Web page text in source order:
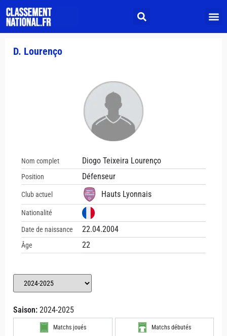
D. Lourenço
Nom complet Diogo Teixeira Lourenço
Position Défenseur
Club actuel Hauts Lyonnais
Nationalité
Date de naissance 22.04.2004
Âge 22
Saison: 2024-2025
Matchs joués Matchs débutés